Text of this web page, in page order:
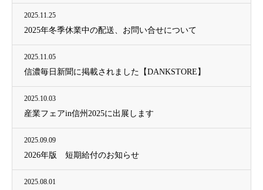
2025.11.25
2025年冬季休業中の配送、お問い合せについて
2025.11.05
信濃毎日新聞に掲載されました【DANKSTORE】
2025.10.03
産業フェアin信州2025に出展します
2025.09.09
2026年版 短期給付のお知らせ
2025.08.01